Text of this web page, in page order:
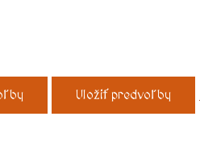
Uložiť predvoľby